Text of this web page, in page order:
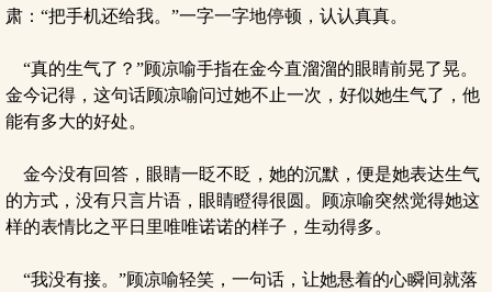
肃：“把手机还给我。”一字一字地停顿，认认真真。
“真的生气了？”顾凉喻手指在金今直溜溜的眼睛前晃了晃。
金今记得，这句话顾凉喻问过她不止一次，好似她生气了，他
能有多大的好处。
金今没有回答，眼睛一眨不眨，她的沉默，便是她表达生气
的方式，没有只言片语，眼睛瞪得很圆。顾凉喻突然觉得她这
样的表情比之平日里唯唯诺诺的样子，生动得多。
“我没有接。”顾凉喻轻笑，一句话，让她悬着的心瞬间就落